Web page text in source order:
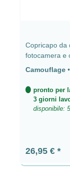
Copricapo da
fotocamera e
52 cm
Camouflage •
pronto per
3 giorni
disponibile: 5
Prezzo
26,95 €